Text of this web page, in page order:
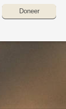
Doneer